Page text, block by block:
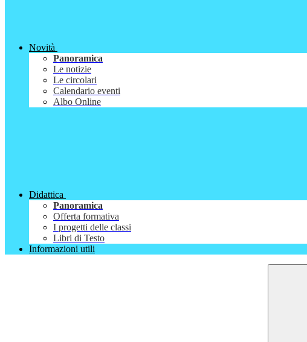
Novità
Panoramica
Le notizie
Le circolari
Calendario eventi
Albo Online
Didattica
Panoramica
Offerta formativa
I progetti delle classi
Libri di Testo
Informazioni utili